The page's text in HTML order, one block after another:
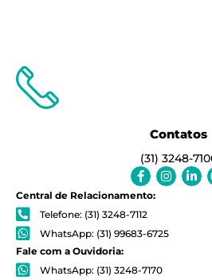
Contatos
(31) 3248-
Facebook-
f in
Central de Relacionamento:
Telefone: (31) 3248-7112
WhatsApp: (31) 99683-6725
Fale com a Ouvidoria:
WhatsApp: (31) 3248-7170